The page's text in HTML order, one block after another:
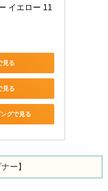
イエロー 11
見る
見る
グで見る
ー】